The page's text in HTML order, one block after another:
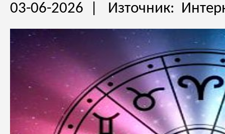
03-06-2026 | Източник: